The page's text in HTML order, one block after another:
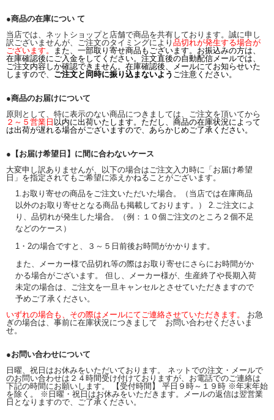
●商品の在庫につい て
当店では、ネットショップと店舗で商品を共有しております。誠に申し
訳ございませんが、ご注文のタイミングにより 品切れが発生する場合が
ございます。
また、一部取り寄せ商品もございます。お振込みの方は、
在庫確認後にご入金をしてください。注文直後の自動配信メールでは、
ご注文内容しか確認できません。在庫確認後、メールにてお知らせいた
しますので、 ご注文と同時に振り込まないよう ご注意ください。
●商品のお届けについて
原則として、特に表示のない商品につきましては、ご注文を頂いてから
２～５営業日 以内に出荷いたします。ただし、商品の在庫状況によって
は出荷が遅れる場合がございますので、あらかじめご了承ください。
●【お届け希望日】に間に合わないケース
大変申し訳ありませんが、以下の場合はご注文入力時に「お届け希望
日」を指定されてもご希望に添えかねることがございます。
1.お取り寄せの商品をご注文いただいた場合。（当店では在庫商品
以外のお取り寄せとなる商品も掲載しております。） 2.ご注文によ
り、品切れが発生した場合。（例：１０個ご注文のところ２個不足
などのケース）
1・2の場合ですと、３～５日前後お時間がかかります。
また、メーカー様で品切れ等の際はお取り寄せにさらにお時間がか
かる場合がございます。 但し、メーカー様が、生産終了や長期入荷
未定の場合は、ご注文を一旦キャンセルとさせていただきますので
予めご了承ください。
いずれの場合も、その際はメールにてご連絡させていただきます。 お急
ぎの場合は、事前に在庫状況につきまして お問い合わせくださいま
せ。
●お問い合わせについて
日曜、祝日はお休みをいただいております。 ネットでの注文・メールで
のお問い合わせは２４時間受け付けておりますが、お電話でのご連絡は
下記の時間にお願いします。 【受付時間】 平日９時～１９時 ※年末年始
を除く。 ※日曜・祝日はお休みをいただきます。メールの返信は翌営業
日となりますので、ご了承ください。